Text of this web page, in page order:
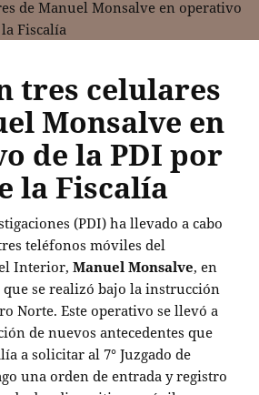
tres celulares
Monsalve en
de la PDI por
la Fiscalía
(PDI) ha llevado a cabo
teléfonos móviles del
Interior,Manuel Monsalve, en
se realizó bajo la instrucción
Norte. Este operativo se llevó a
de nuevos antecedentes que
a solicitar al 7° Juzgado de
una orden de entrada y registro